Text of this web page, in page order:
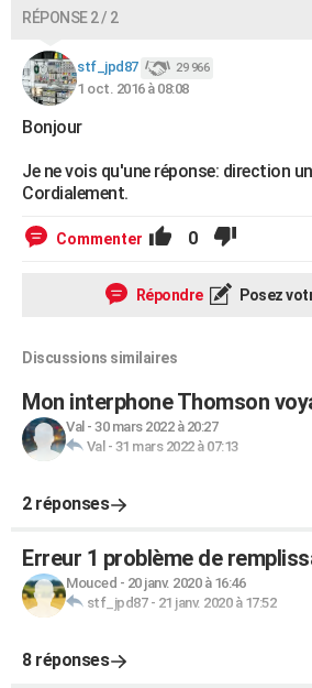
RÉPONSE 2 / 2
stf_jpd87 29 966
1 oct. 2016 à 08:08
Bonjour
Je ne vois qu'une réponse: direction
Cordialement.
Commenter 0
Répondre Posez
Discussions similaires
Mon interphone Thomson
Val - 30 mars 2022 à 20:27
Val - 31 mars 2022 à 07:13
2 réponses
Erreur 1 problème de
Mouced - 20 janv. 2020 à 16:46
stf_jpd87- 21 janv. 2020 à 17:52
8 réponses